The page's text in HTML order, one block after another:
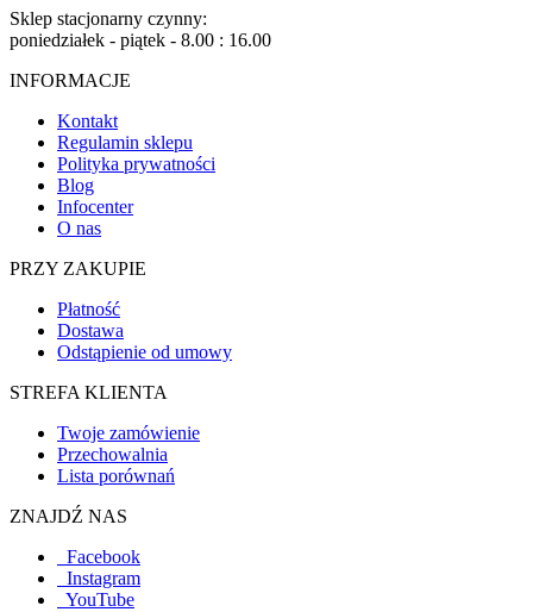
Sklep stacjonarny czynny:
poniedziałek - piątek - 8.00 : 16.00
INFORMACJE
Kontakt
Regulamin sklepu
Polityka prywatności
Blog
Infocenter
O nas
PRZY ZAKUPIE
Płatność
Dostawa
Odstąpienie od umowy
STREFA KLIENTA
Twoje zamówienie
Przechowalnia
Lista porównań
ZNAJDŹ NAS
Facebook
Instagram
YouTube